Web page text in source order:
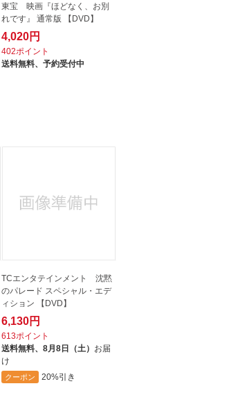
東宝 映画『ほどなく、お別
れです』 通常版 【DVD】
4,020円
402ポイント
送料無料、 予約受付中
TCエンタテインメント 沈黙
のパレード スペシャル・エデ
ィション 【DVD】
6,130円
613ポイント
送料無料、 8月8日（土） お届
け
クーポン 20%引き